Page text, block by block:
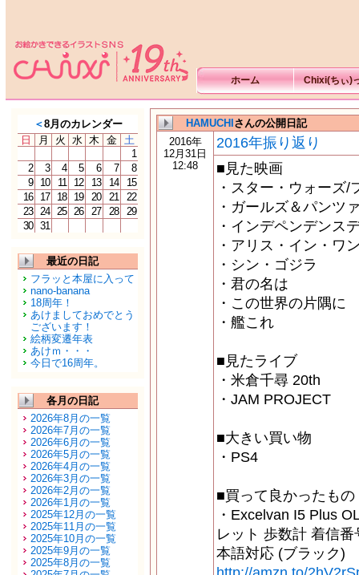
ホーム Chixi(ちぃ)
＜8月のカレンダー
日
月 火 水 木 金 土
1
2
3 4 5 6 7
8
9
10 11 12 13 14
15
16
17 18 19 20 21
22
23 24 25 26 27 28
29
30 31
最近の日記
フラッと本屋に入って
nano-banana
18周年！
あけましておめでとう
ございます！
絵柄変遷年表
あけｍ・・・
今日で16周年。
各月の日記
2026年8月の一覧
2026年7月の一覧
2026年6月の一覧
2026年5月の一覧
2026年4月の一覧
2026年3月の一覧
2026年2月の一覧
2026年1月の一覧
2025年12月の一覧
2025年11月の一覧
2025年10月の一覧
2025年9月の一覧
2025年8月の一覧
HAMUCHI さんの公開日記
2016年
12月31日
12:48
2016年振り返り
■見た映画
・スター・ウォーズ/
・ガールズ＆パンツ
・インデペンデンス
・アリス・イン・ワ
・シン・ゴジラ
・君の名は
・この世界の片隅に
・艦これ
■見たライブ
・米倉千尋 20th
・JAM PROJECT
■大きい買い物
・PS4
■買って良かったもの
・Excelvan I5 Plus
レット 歩数計 着信
本語対応 (ブラック)